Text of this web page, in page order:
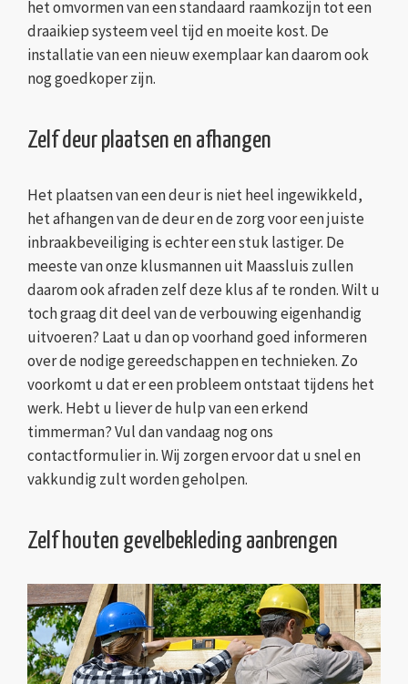
het omvormen van een standaard raamkozijn tot een
draaikiep systeem veel tijd en moeite kost. De
installatie van een nieuw exemplaar kan daarom ook
nog goedkoper zijn.
Zelf deur plaatsen en afhangen
Het plaatsen van een deur is niet heel ingewikkeld,
het afhangen van de deur en de zorg voor een juiste
inbraakbeveiliging is echter een stuk lastiger. De
meeste van onze klusmannen uit Maassluis zullen
daarom ook afraden zelf deze klus af te ronden. Wilt u
toch graag dit deel van de verbouwing eigenhandig
uitvoeren? Laat u dan op voorhand goed informeren
over de nodige gereedschappen en technieken. Zo
voorkomt u dat er een probleem ontstaat tijdens het
werk. Hebt u liever de hulp van een erkend
timmerman? Vul dan vandaag nog ons
contactformulier in. Wij zorgen ervoor dat u snel en
vakkundig zult worden geholpen.
Zelf houten gevelbekleding aanbrengen